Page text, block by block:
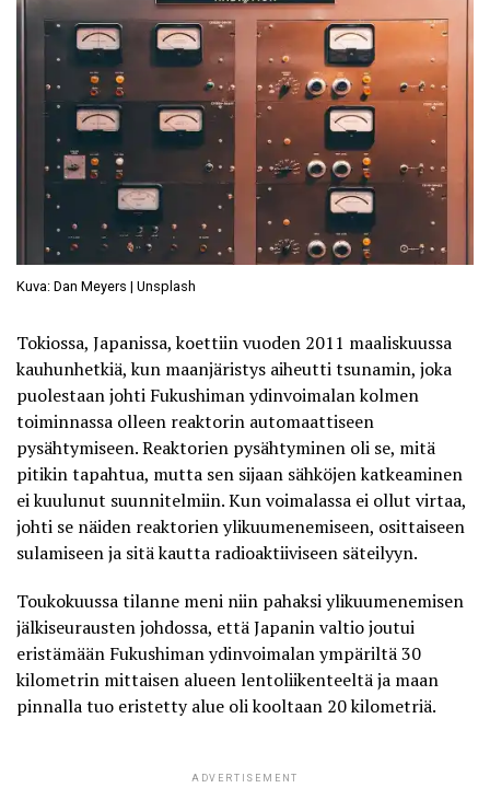
Kuva: Dan Meyers | Unsplash
Tokiossa, Japanissa, koettiin vuoden 2011 maaliskuussa
kauhunhetkiä, kun maanjäristys aiheutti tsunamin, joka
puolestaan johti Fukushiman ydinvoimalan kolmen
toiminnassa olleen reaktorin automaattiseen
pysähtymiseen. Reaktorien pysähtyminen oli se, mitä
pitikin tapahtua, mutta sen sijaan sähköjen katkeaminen
ei kuulunut suunnitelmiin. Kun voimalassa ei ollut virtaa,
johti se näiden reaktorien ylikuumenemiseen, osittaiseen
sulamiseen ja sitä kautta radioaktiiviseen säteilyyn.
Toukokuussa tilanne meni niin pahaksi ylikuumenemisen
jälkiseurausten johdossa, että Japanin valtio joutui
eristämään Fukushiman ydinvoimalan ympäriltä 30
kilometrin mittaisen alueen lentoliikenteeltä ja maan
pinnalla tuo eristetty alue oli kooltaan 20 kilometriä.
ADVERTISEMENT